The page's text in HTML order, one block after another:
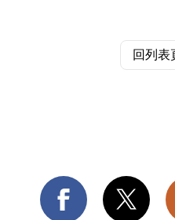
回列表